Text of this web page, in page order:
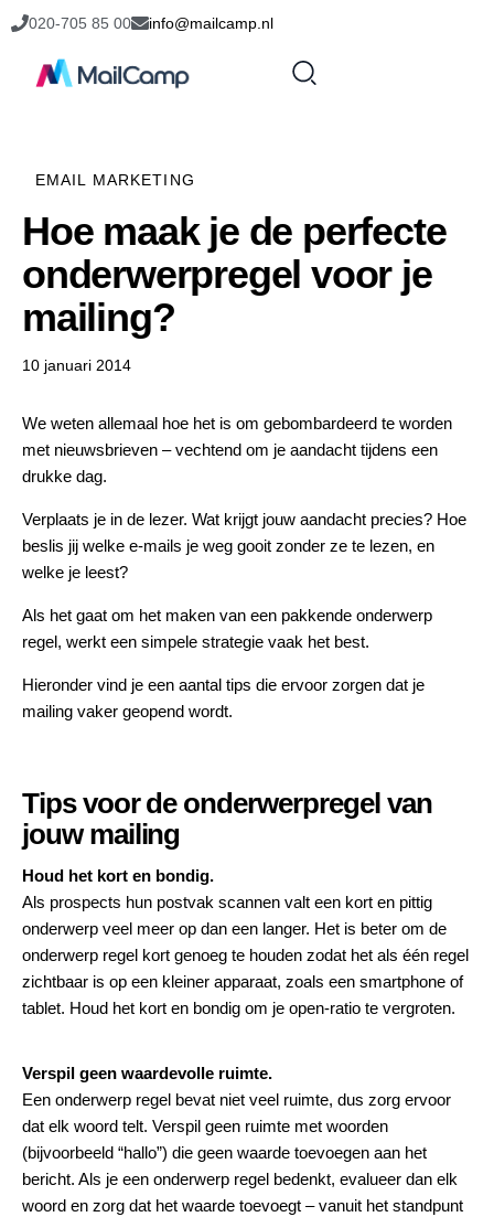
020-705 85 00 info@mailcamp.nl
EMAIL MARKETING
Hoe maak je de perfecte
onderwerpregel voor je
mailing?
10 januari 2014
We weten allemaal hoe het is om gebombardeerd te worden
met nieuwsbrieven – vechtend om je aandacht tijdens een
drukke dag.
Verplaats je in de lezer. Wat krijgt jouw aandacht precies? Hoe
beslis jij welke e-mails je weg gooit zonder ze te lezen, en
welke je leest?
Als het gaat om het maken van een pakkende onderwerp
regel, werkt een simpele strategie vaak het best.
Hieronder vind je een aantal tips die ervoor zorgen dat je
mailing vaker geopend wordt.
Tips voor de onderwerpregel van
jouw mailing
Houd het kort en bondig.
Als prospects hun postvak scannen valt een kort en pittig
onderwerp veel meer op dan een langer. Het is beter om de
onderwerp regel kort genoeg te houden zodat het als één regel
zichtbaar is op een kleiner apparaat, zoals een smartphone of
tablet. Houd het kort en bondig om je open-ratio te vergroten.
Verspil geen waardevolle ruimte.
Een onderwerp regel bevat niet veel ruimte, dus zorg ervoor
dat elk woord telt. Verspil geen ruimte met woorden
(bijvoorbeeld “hallo”) die geen waarde toevoegen aan het
bericht. Als je een onderwerp regel bedenkt, evalueer dan elk
woord en zorg dat het waarde toevoegt – vanuit het standpunt